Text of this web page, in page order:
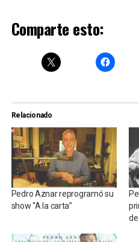
Comparte esto:
Relacionado
Pedro Aznar reprogramó su
show “A la carta”
de